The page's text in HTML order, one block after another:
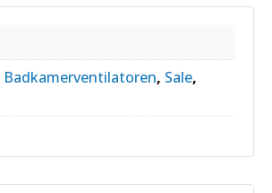
Badkamerventilatoren, Sale,